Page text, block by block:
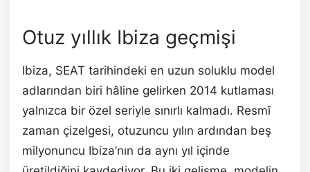
Otuz yıllık Ibiza geçmişi
Ibiza, SEAT tarihindeki en uzun soluklu model
adlarından biri hâline gelirken 2014 kutlaması
yalnızca bir özel seriyle sınırlı kalmadı. Resmî
zaman çizelgesi, otuzuncu yılın ardından beş
milyonuncu Ibiza’nın da aynı yıl içinde